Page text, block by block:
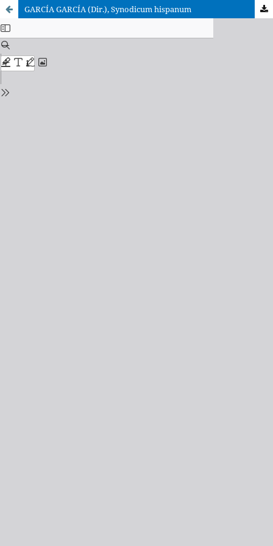
GARCÍA GARCÍA (Dir.), Synodicum hispanum